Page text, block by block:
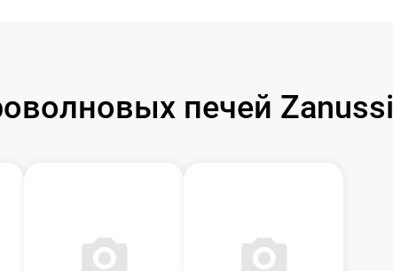
печей Zanussi